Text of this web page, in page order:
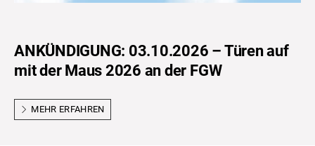
ANKÜNDIGUNG: 03.10.2026 – Türen auf
mit der Maus 2026 an der FGW
MEHR ERFAHREN